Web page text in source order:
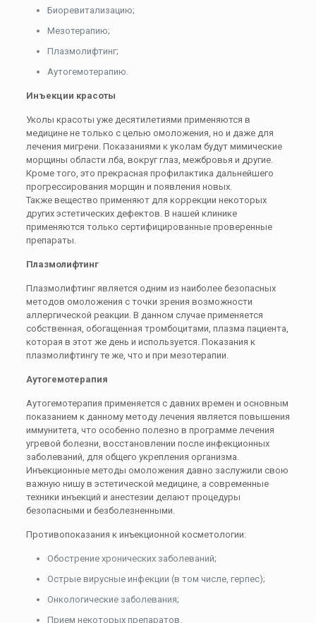
Биоревитализацию;
Мезотерапию;
Плазмолифтинг;
Аутогемотерапию.
Инъекции красоты
Уколы красоты уже десятилетиями применяются в
медицине не только с целью омоложения, но и даже для
лечения мигрени. Показаниями к уколам будут мимические
морщины области лба, вокруг глаз, межбровья и другие.
Кроме того, это прекрасная профилактика дальнейшего
прогрессирования морщин и появления новых.
Также вещество применяют для коррекции некоторых
других эстетических дефектов. В нашей клинике
применяются только сертифицированные проверенные
препараты.
Плазмолифтинг
Плазмолифтинг является одним из наиболее безопасных
методов омоложения с точки зрения возможности
аллергической реакции. В данном случае применяется
собственная, обогащенная тромбоцитами, плазма пациента,
которая в этот же день и используется. Показания к
плазмолифтингу те же, что и при мезотерапии.
Аутогемотерапия
Аутогемотерапия применяется с давних времен и основным
показанием к данному методу лечения является повышения
иммунитета, что особенно полезно в программе лечения
угревой болезни, восстановлении после инфекционных
заболеваний, для общего укрепления организма.
Инъекционные методы омоложения давно заслужили свою
важную нишу в эстетической медицине, а современные
техники инъекций и анестезии делают процедуры
безопасными и безболезненными.
Противопоказания к инъекционной косметологии:
Обострение хронических заболеваний;
Острые вирусные инфекции (в том числе, герпес);
Онкологические заболевания;
Прием некоторых препаратов.